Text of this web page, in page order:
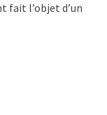
fait l’objet d’un